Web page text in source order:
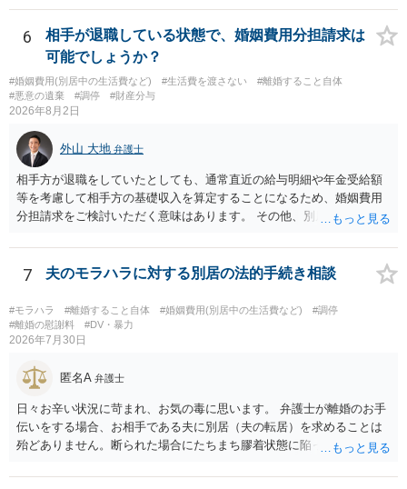
6
相手が退職している状態で、婚姻費用分担請求は
可能でしょうか？
#婚姻費用(別居中の生活費など) #生活費を渡さない
#離婚すること自体
#悪意の遺棄
#調停 #財産分与
2026年8月2日
外山 大地 弁護士
相手方が退職をしていたとしても、通常直近の給与明細や年金受給額
等を考慮して相手方の基礎収入を算定することになるため、婚姻費用
分担請求をご検討いただく意味はあります。 その他、別居の経緯、質
て、ご検討いただくのが良いかと思います。
7 夫のモラハラに対する別居の法的手続き相談
#モラハラ #離婚すること自体 #婚姻費用(別居中の生活費など)
#調停
#離婚の慰謝料
#DV・暴力
2026年7月30日
匿名A 弁護士
日々お辛い状況に苛まれ、お気の毒に思います。 弁護士が離婚のお手
伝いをする場合、お相手である夫に別居（夫の転居）を求めることは
殆どありません。断られた場合にたちまち膠着状態に陥ってしまうの
高いためです。 実務的には、ご相談者さまが転居する形で離婚協議等